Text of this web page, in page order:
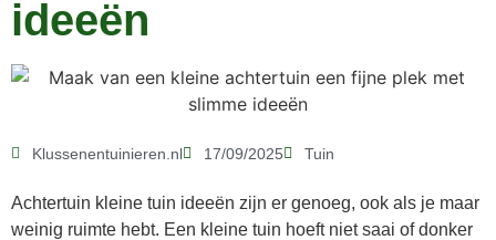
ideeën
Klussenentuinieren.nl 17/09/2025 Tuin
Achtertuin kleine tuin ideeën zijn er genoeg, ook als je maar
weinig ruimte hebt. Een kleine tuin hoeft niet saai of donker